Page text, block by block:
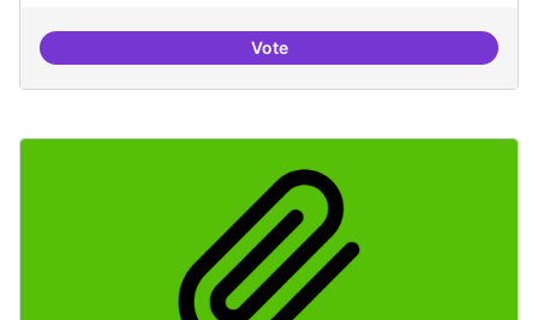
VoteTemes: Intel·ligència artificial